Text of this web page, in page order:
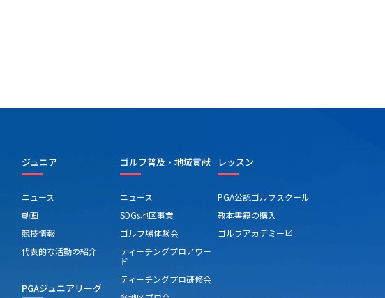
ジュニア
ニュース
動画
競技情報
代表的な活動の紹介
PGAジュニアリーグ
ゴルフ普及・地域貢献
ニュース
SDGs地区事業
ゴルフ場体験会
ティーチングプロアワー
ド
ティーチングプロ研修会
レッスン
PGA公認ゴルフスクール
教本書籍の購入
ゴルフアカデミー open_in_new